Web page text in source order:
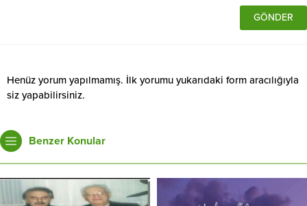
Henüz yorum yapılmamış. İlk yorumu yukarıdaki form aracılığıyla
siz yapabilirsiniz.
Benzer Konular